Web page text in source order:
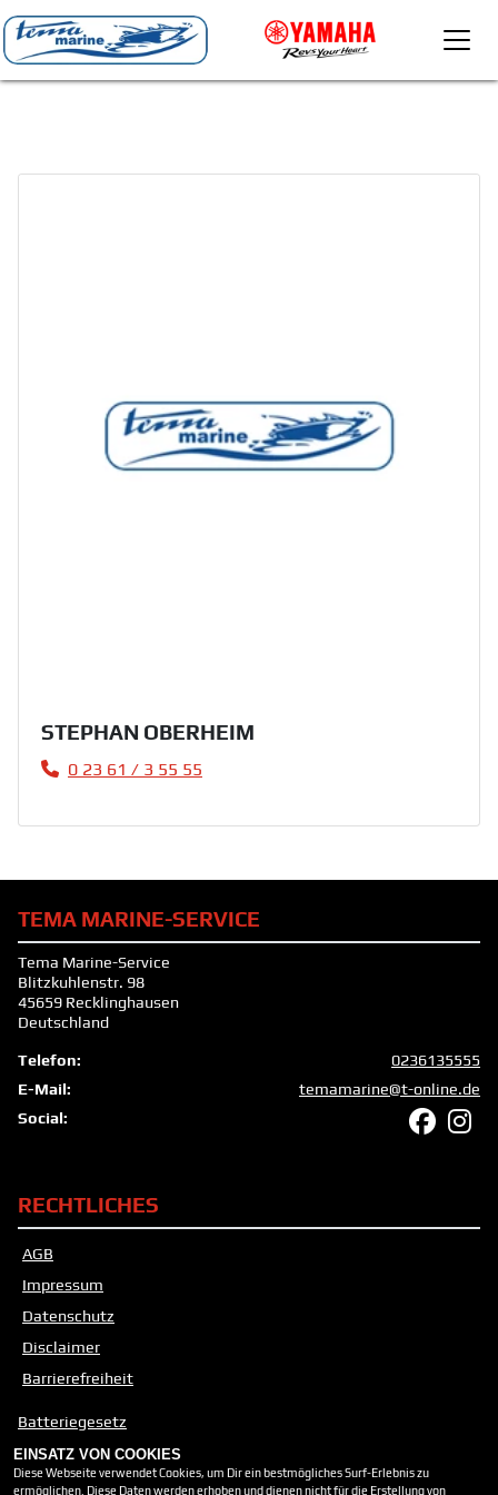
STEPHAN OBERHEIM
0 23 61 / 3 55 55
TEMA MARINE-SERVICE
Tema Marine-Service
Blitzkuhlenstr. 98
45659 Recklinghausen
Deutschland
Telefon:
0236135555
E-Mail:
temamarine@t-online.de
Social:
RECHTLICHES
AGB
Impressum
Datenschutz
Disclaimer
Barrierefreiheit
Batteriegesetz
EINSATZ VON COOKIES
Diese Webseite verwendet Cookies, um Dir ein bestmögliches Surf-Erlebnis zu
ermöglichen. Diese Daten werden erhoben und dienen nicht für die Erstellung von